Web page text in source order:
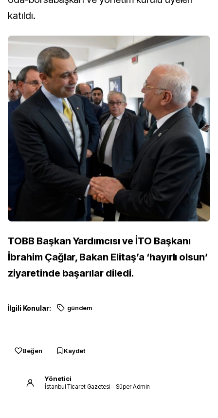
katıldı.
TOBB Başkan Yardımcısı ve İTO Başkanı
İbrahim Çağlar, Bakan Elitaş’a ‘hayırlı olsun’
ziyaretinde başarılar diledi.
İlgili Konular: gündem
Beğen Kaydet
Yönetici
İstanbul Ticaret Gazetesi – Süper Admin